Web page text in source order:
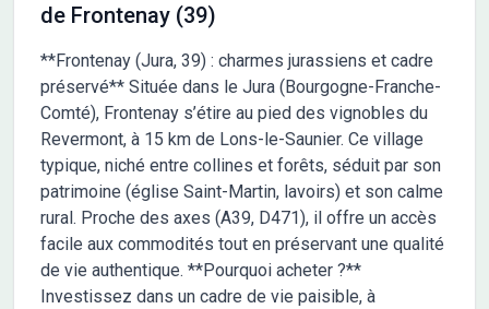
de Frontenay (39)
**Frontenay (Jura, 39) : charmes jurassiens et cadre
préservé** Située dans le Jura (Bourgogne-Franche-
Comté), Frontenay s’étire au pied des vignobles du
Revermont, à 15 km de Lons-le-Saunier. Ce village
typique, niché entre collines et forêts, séduit par son
patrimoine (église Saint-Martin, lavoirs) et son calme
rural. Proche des axes (A39, D471), il offre un accès
facile aux commodités tout en préservant une qualité
de vie authentique. **Pourquoi acheter ?**
Investissez dans un cadre de vie paisible, à